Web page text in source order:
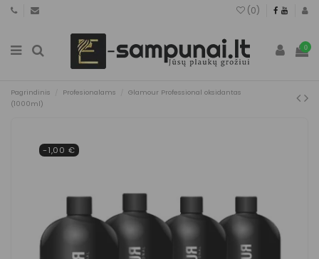
(0)
0
Pagrindinis Profesionalams
Glamour Professional oksidantas
(1000ml)
-1,00 €